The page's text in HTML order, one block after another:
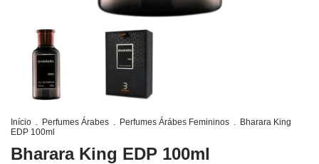
Início Perfumes Árabes Perfumes Árábes Femininos
Bharara King
EDP 100ml
Bharara King EDP 100ml